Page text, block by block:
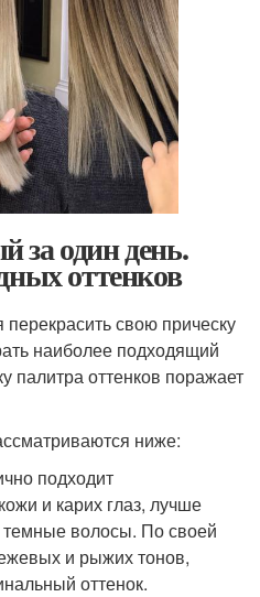
за один день.
оттенков
свою прическу
наиболее подходящий
палитра оттенков поражает
ниже:
подходит
и карих глаз, лучше
темные волосы. По своей
и рыжих тонов,
оттенок.